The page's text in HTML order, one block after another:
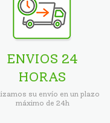
ENVIOS 24
HORAS
su envío en un plazo
máximo de 24h